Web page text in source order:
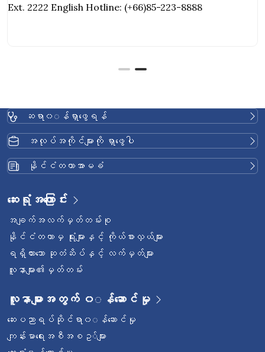
Ext. 2222 English Hotline: (+66)85-223-8888
ဆရာ၀◌န်ရှာဖွေရန်
အလုပ်အကိုင်များကို ရှာဖွေပါ
နိုင်ငံတကာအာမခံ
ဆေးရုံအကြောင်း
အချက်အလက်မှတ်တမ်းစု
နိုင်ငံတကာမှ ရုံးများနှင့် ကိုယ်စားလှယ်များ
ရရှိထားသော ဆုတံဆိပ်နှင့် လက်မှတ်များ
လူနာများ၏မှတ်တမ်း
လူနာများအတွက် ၀◌န်ဆောင်မှု
ဆေးပညာရပ်ဆိုင်ရာ၀◌န်ဆောင်မှု
ကျန်းမာရေးအစီအစဥ◌်များ